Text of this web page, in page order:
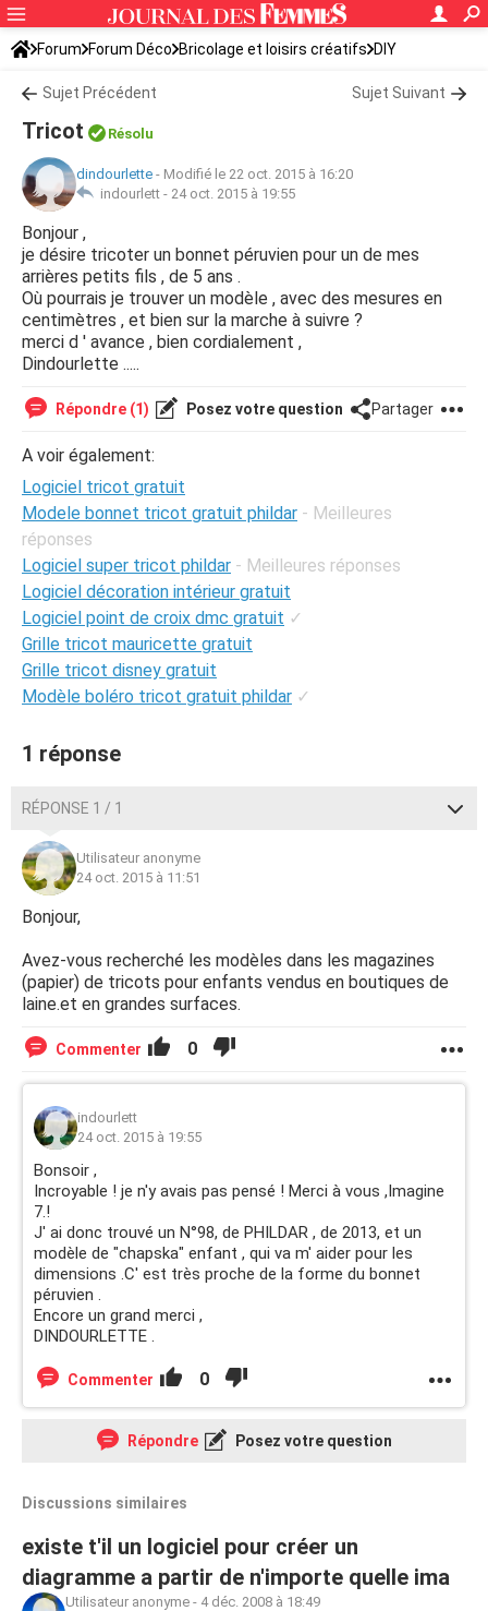
Forum Forum Déco Bricolage et loisirs créatifs DIY
Sujet Précédent Sujet Suivant
Tricot Résolu
dindourlette - Modifié le 22 oct. 2015 à 16:20
indourlett - 24 oct. 2015 à 19:55
Bonjour ,
je désire tricoter un bonnet péruvien pour un de mes
arrières petits fils , de 5 ans .
Où pourrais je trouver un modèle , avec des mesures en
centimètres , et bien sur la marche à suivre ?
merci d ' avance , bien cordialement ,
Dindourlette .....
Répondre (1) Posez votre question Partager
A voir également:
Logiciel tricot gratuit
Modele bonnet tricot gratuit phildar - Meilleures
réponses
Logiciel super tricot phildar - Meilleures réponses
Logiciel décoration intérieur gratuit
Logiciel point de croix dmc gratuit ✓
Grille tricot mauricette gratuit
Grille tricot disney gratuit
Modèle boléro tricot gratuit phildar ✓
1 réponse
RÉPONSE 1 / 1
Utilisateur anonyme
24 oct. 2015 à 11:51
Bonjour,
Avez-vous recherché les modèles dans les magazines
(papier) de tricots pour enfants vendus en boutiques de
laine.et en grandes surfaces.
Commenter 0
indourlett
24 oct. 2015 à 19:55
Bonsoir ,
Incroyable ! je n'y avais pas pensé ! Merci à vous ,Imagine
7.!
J' ai donc trouvé un N°98, de PHILDAR , de 2013, et un
modèle de "chapska" enfant , qui va m' aider pour les
dimensions .C' est très proche de la forme du bonnet
péruvien .
Encore un grand merci ,
DINDOURLETTE .
Commenter 0
Répondre Posez votre question
Discussions similaires
existe t'il un logiciel pour créer un
diagramme a partir de n'importe quelle ima
Utilisateur anonyme - 4 déc. 2008 à 18:49